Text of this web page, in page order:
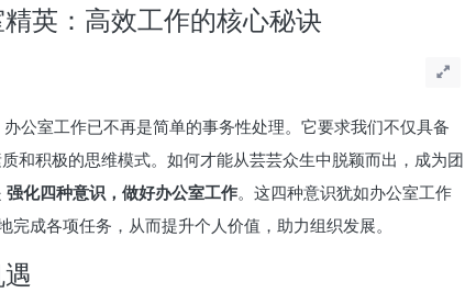
英：高效工作的核心秘诀
公室工作已不再是简单的事务性处理。它要求我们不仅具备
和积极的思维模式。如何才能从芸芸众生中脱颖而出，成为团
强化四种意识，做好办公室工作。这四种意识犹如办公室工作
完成各项任务，从而提升个人价值，助力组织发展。